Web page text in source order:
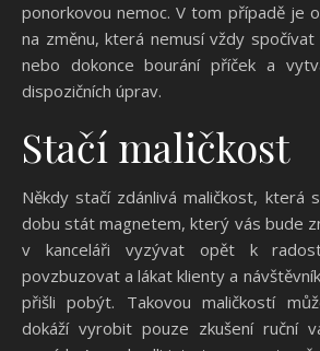
ponorkovou nemoc. V tom případě je
na změnu, která nemusí vždy
nebo dokonce bourání příček a
dispozičních úprav.
Stačí maličkost
Někdy stačí zdánlivá maličkost, která
dobu stát magnetem, který vás bude
v kanceláři vyzývat opět k
povzbuzovat a lákat klienty a
přišli pobýt. Takovou maličkostí
dokáží vyrobit pouze zkušení ruční